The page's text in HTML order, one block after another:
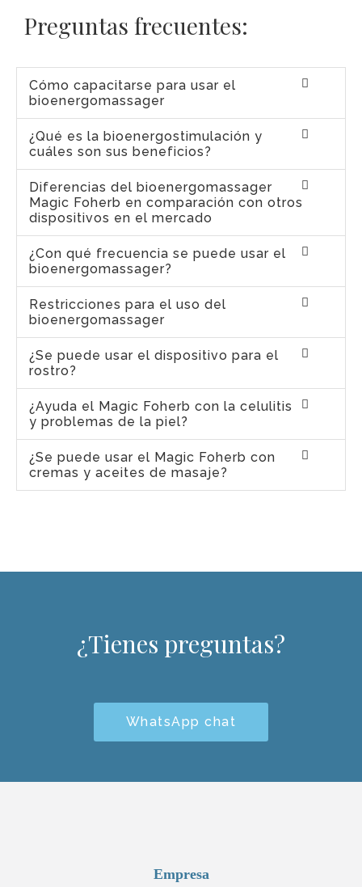
Preguntas frecuentes:
Cómo capacitarse para usar el
bioenergomassager
¿Qué es la bioenergostimulación y
cuáles son sus beneficios?
Diferencias del bioenergomassager
Magic Foherb en comparación con otros
dispositivos en el mercado
¿Con qué frecuencia se puede usar el
bioenergomassager?
Restricciones para el uso del
bioenergomassager
¿Se puede usar el dispositivo para el
rostro?
¿Ayuda el Magic Foherb con la celulitis
y problemas de la piel?
¿Se puede usar el Magic Foherb con
cremas y aceites de masaje?
¿Tienes preguntas?
WhatsApp chat
Empresa